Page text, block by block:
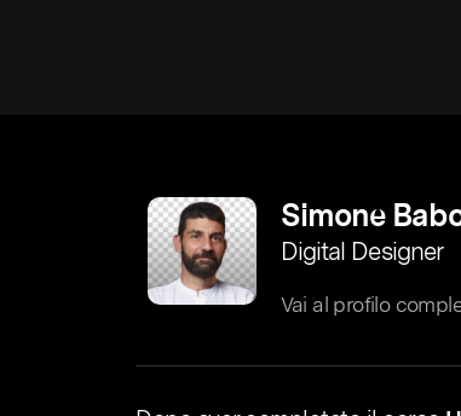
Simone
Digital Designer
Vai al profilo